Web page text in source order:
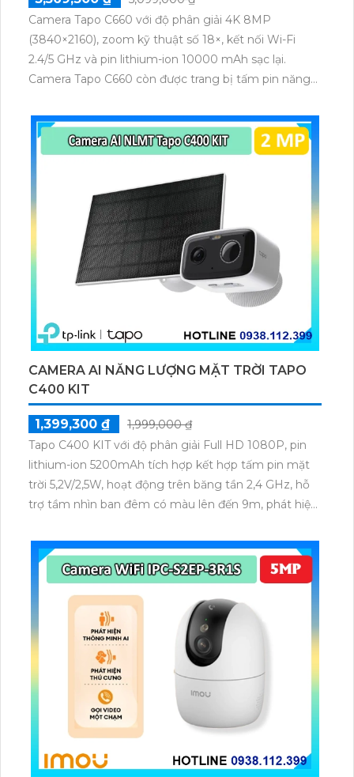
Camera Tapo C660 với độ phân giải 4K 8MP
(3840×2160), zoom kỹ thuật số 18×, kết nối Wi-Fi
2.4/5 GHz và pin lithium-ion 10000 mAh sạc lại.
Camera Tapo C660 còn được trang bị tấm pin năng
thú cưng, phương tiện, lưu trữ thẻ microSD tối đa 512
GB.
CAMERA AI NĂNG LƯỢNG MẶT TRỜI TAPO
C400 KIT
1,399,300 ₫
1,999,000 ₫
Tapo C400 KIT với độ phân giải Full HD 1080P, pin
lithium-ion 5200mAh tích hợp kết hợp tấm pin mặt
trời 5,2V/2,5W, hoạt động trên băng tần 2,4 GHz, hỗ
trợ tầm nhìn ban đêm có màu lên đến 9m, phát hiện
dữ liệu qua thẻ microSD lên đến 512GB.